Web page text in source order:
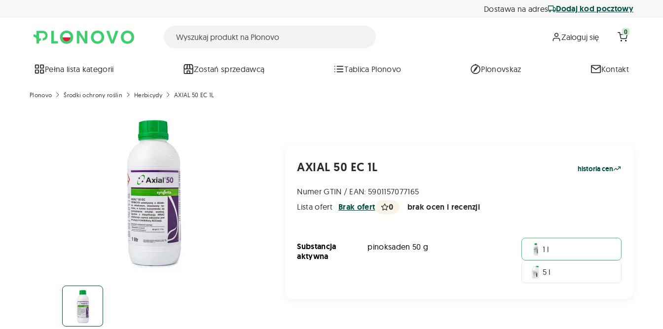
Dostawa na adres Dodaj kod pocztowy
Zaloguj się 0
Pełna lista kategorii Zostań sprzedawcą Tablica Plonovo Plonovskaz Kontakt
Plonovo Środki ochrony roślin Herbicydy AXIAL 50 EC 1L
AXIAL 50 EC 1L
Numer GTIN / EAN: 5901157077165
historia cen
Lista ofert Brak ofert 0 brak ocen i recenzji
Substancja
aktywna
pinoksaden 50 g 1 l
5 l